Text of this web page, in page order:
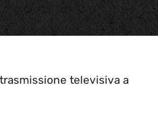
televisiva a